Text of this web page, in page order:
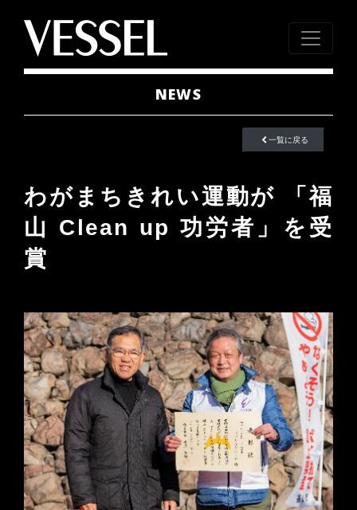
NEWS
一覧に戻る
わがまちきれい運動が 「福
山 Clean up 功労者」を受
賞